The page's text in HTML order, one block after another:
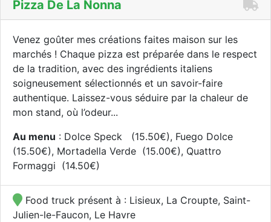
Pizza De La Nonna
Venez goûter mes créations faites maison sur les
marchés ! Chaque pizza est préparée dans le respect
de la tradition, avec des ingrédients italiens
soigneusement sélectionnés et un savoir-faire
authentique. Laissez-vous séduire par la chaleur de
mon stand, où l’odeur...
Au menu : Dolce Speck (15.50€), Fuego Dolce
(15.50€), Mortadella Verde (15.00€), Quattro
Formaggi (14.50€)
Food truck présent à : Lisieux, La Croupte, Saint-
Julien-le-Faucon, Le Havre